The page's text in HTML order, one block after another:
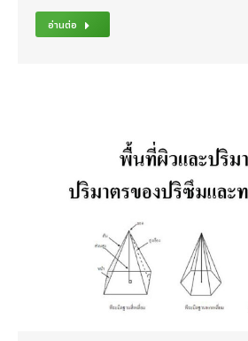
อ่านต่อ